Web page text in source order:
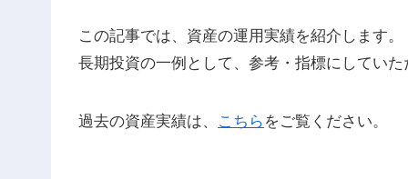
この記事では、資産の運用実績を紹介します。
長期投資の一例として、参考・指標にしていた
過去の資産実績は、 こちら をご覧ください。